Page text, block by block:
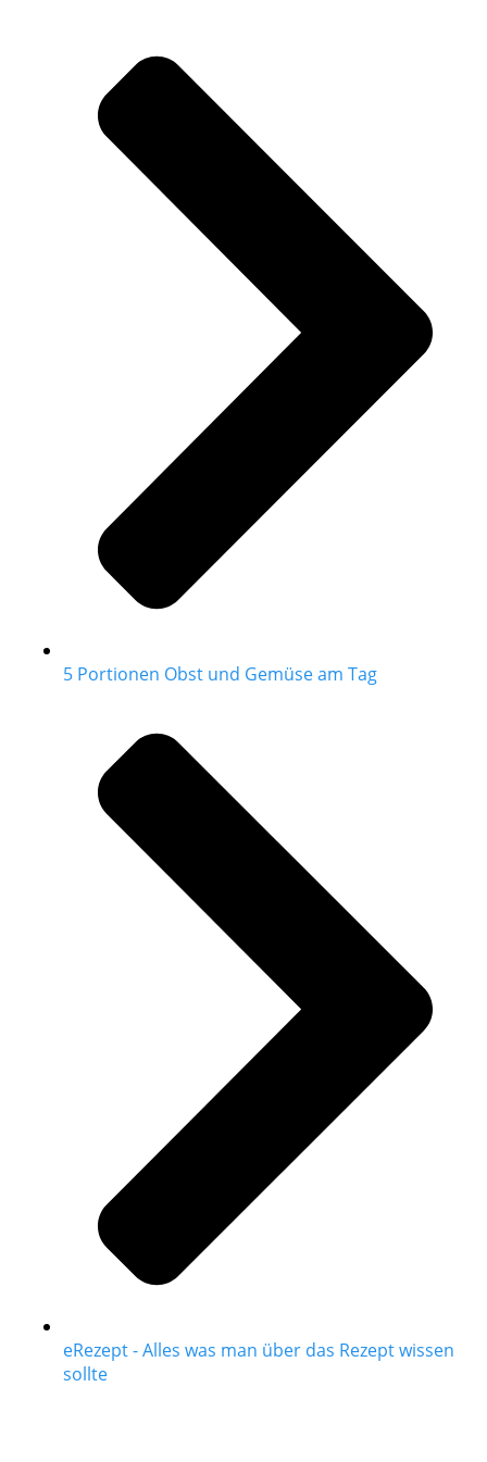
5 Portionen Obst und Gemüse am Tag
eRezept - Alles was man über das Rezept wissen
sollte